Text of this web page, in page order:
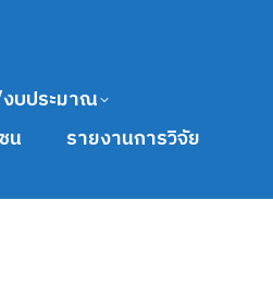
บประมาณ
น
รายงานการวิจัย